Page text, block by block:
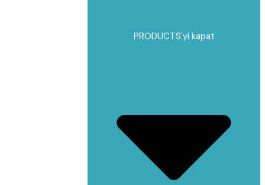
PRODUCTS'yi kapat